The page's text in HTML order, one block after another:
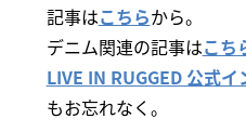
記事はこちらから。
デニム関連の記事はこち
LIVE IN RUGGED 公式
もお忘れなく。